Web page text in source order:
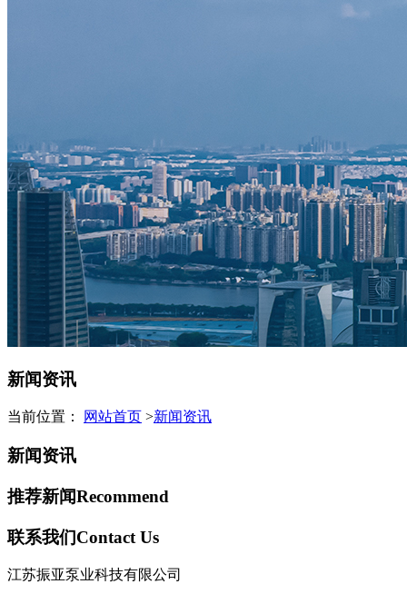
新闻资讯
当前位置： 网站首页 >新闻资讯
新闻资讯
推荐新闻Recommend
联系我们Contact Us
江苏振亚泵业科技有限公司